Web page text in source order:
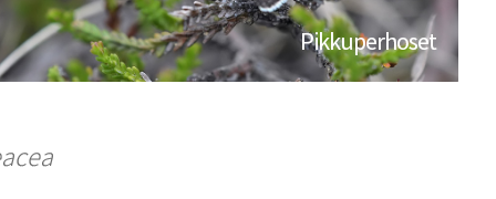
Pikkuperhoset